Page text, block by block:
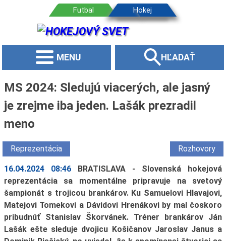
MENU HĽADAŤ
MS 2024: Sledujú viacerých, ale jasný
je zrejme iba jeden. Lašák prezradil
meno
Reprezentácia Rozhovory
16.04.2024 08:46
BRATISLAVA - Slovenská hokejová
reprezentácia sa momentálne pripravuje na svetový
šampionát s trojicou brankárov. Ku Samuelovi Hlavajovi,
Matejovi Tomekovi a Dávidovi Hrenákovi by mal čoskoro
pribudnúť Stanislav Škorvánek. Tréner brankárov Ján
Lašák ešte sleduje dvojicu Košičanov Jaroslav Janus a